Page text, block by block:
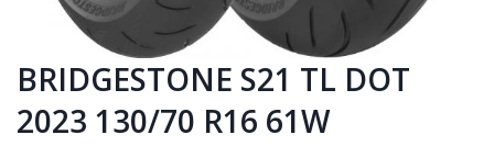
BRIDGESTONE S21 TL DOT
2023 130/70 R16 61W